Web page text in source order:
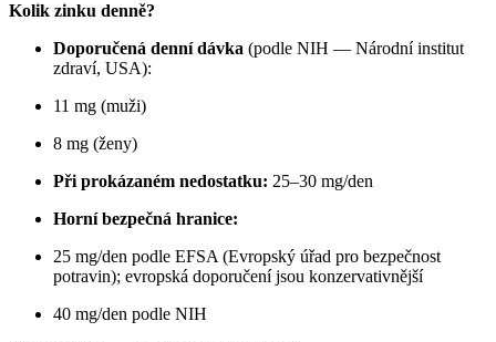
Kolik zinku denně?
Doporučená denní dávka (podle NIH — Národní institut
zdraví, USA):
11 mg (muži)
8 mg (ženy)
Při prokázaném nedostatku: 25–30 mg/den
Horní bezpečná hranice:
25 mg/den podle EFSA (Evropský úřad pro bezpečnost
potravin); evropská doporučení jsou konzervativnější
40 mg/den podle NIH